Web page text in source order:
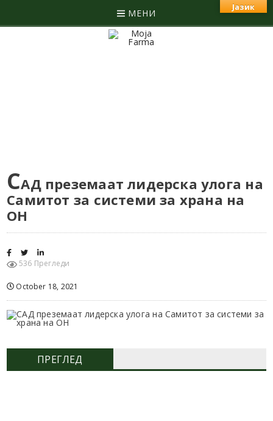
МЕНИ
САД преземаат лидерска улога на
Самитот за системи за храна на
ОН
536 Прегледи
October 18, 2021
ПРЕГЛЕД
Јазик